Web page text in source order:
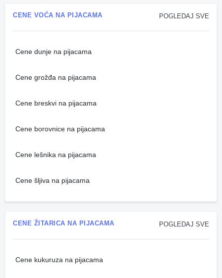
POGLEDAJ SVE
CENE VOĆA NA PIJACAMA
Cene dunje na pijacama
Cene grožđa na pijacama
Cene breskvi na pijacama
Cene borovnice na pijacama
Cene lešnika na pijacama
Cene šljiva na pijacama
POGLEDAJ SVE
CENE ŽITARICA NA PIJACAMA
Cene kukuruza na pijacama